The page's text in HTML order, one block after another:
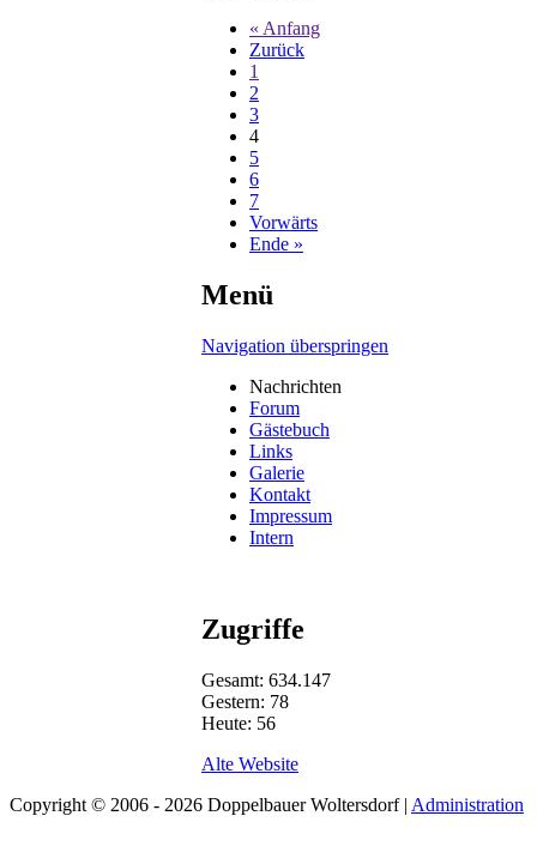
« Anfang
Zurück
1
2
3
4
5
6
7
Vorwärts
Ende »
Menü
Navigation überspringen
Nachrichten
Forum
Gästebuch
Links
Galerie
Kontakt
Impressum
Intern
Zugriffe
Gesamt: 634.147
Gestern: 78
Heute: 56
Alte Website
Copyright © 2006 - 2026 Doppelbauer Woltersdorf | Administration